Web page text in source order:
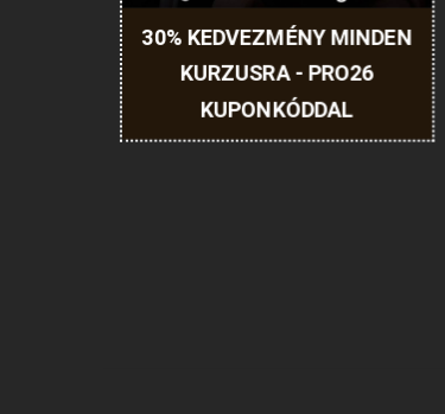
30% KEDVEZMÉNY MINDEN
KURZUSRA - PRO26
KUPONKÓDDAL